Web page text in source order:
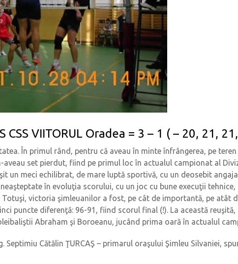
CSS VIITORUL Oradea = 3 – 1 ( – 20, 21,
În primul rând, pentru că aveau în minte înfrângerea, pe
set pierdut, fiind pe primul loc în actualul campionat al
un meci echilibrat, de mare luptă sportivă, cu un deosebit
în evoluţia scorului, cu un joc cu bune execuţii tehnice,
victoria şimleuanilor a fost, pe cât de importantă, pe atât
puncte diferenţă: 96-91, fiind scorul final (!). La această
Abraham şi Boroeanu, jucând prima oară în actualul
Septimiu Cătălin ŢURCAŞ – primarul oraşului Şimleu Silvaniei,